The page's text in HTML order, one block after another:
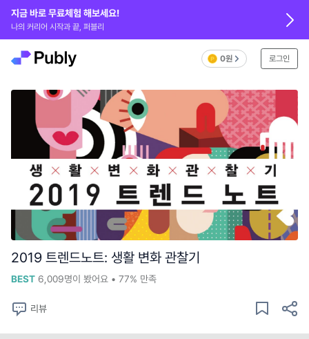
0원 로그인
지금 바로 무료체험 해보세요!
나의 커리어 시작과 끝, 퍼블리
2019 트렌드노트: 생활 변화 관찰기
BEST 6,009명이 봤어요 • 77% 만족
리뷰